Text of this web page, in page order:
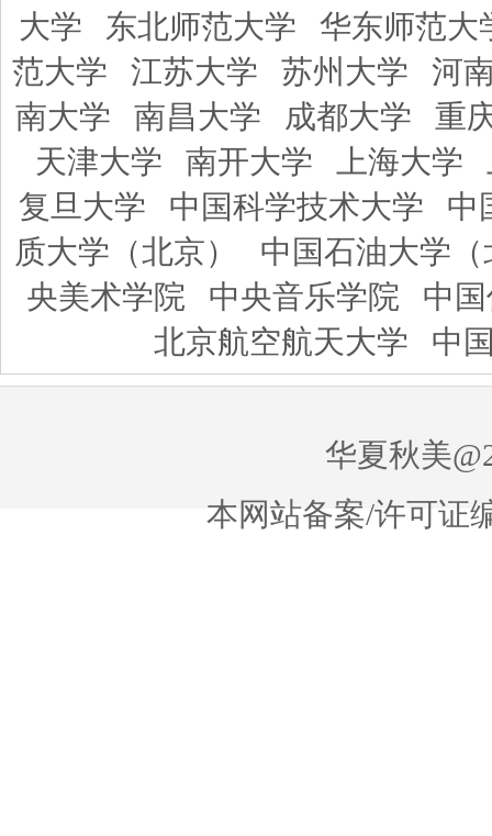
大学
东北师范大学
华东师范大
范大学
江苏大学 苏州大学
河
南大学
南昌大学 成都大学
重
天津大学
南开大学 上海大学
复旦大学
中国科学技术大学
中
质大学（北京）
中国石油大学（
央美术学院
中央音乐学院
中
北京航空航天大学
中
华夏秋美
本网站备案/许可证